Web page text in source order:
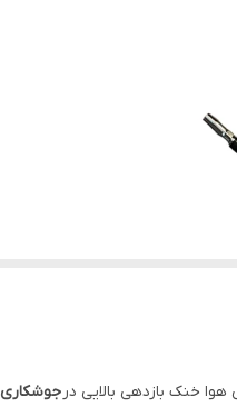
خنک بازدهی بالایی درجوشکاری CO2